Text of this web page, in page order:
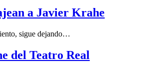
a Javier Krahe
sigue dejando…
del Teatro Real